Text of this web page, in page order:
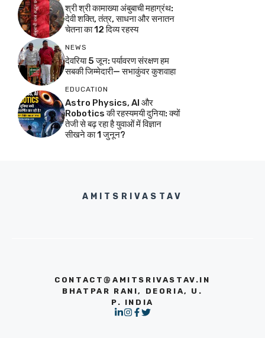
श्री श्री कामाख्या अंबुबाची महाग्रंथ:
देवी शक्ति, तंत्र, साधना और सनातन
चेतना का 12 दिव्य रहस्य
NEWS
देवरिया 5 जून: पर्यावरण संरक्षण हम
सबकी जिम्मेदारी— सभाकुंवर कुशवाहा
EDUCATION
Astro Physics, AI और
Robotics की रहस्यमयी दुनिया: क्यों
तेजी से बढ़ रहा है युवाओं में विज्ञान
सीखने का 1 जुनून?
AMITSRIVASTAV
CONTACT@AMITSRIVASTAV.IN
BHATPAR RANI, DEORIA, U.
P. INDIA